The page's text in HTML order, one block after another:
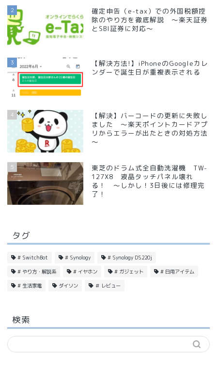
2
確定申告（e-tax）での外国税額控
除のやり方を徹底解説 ～楽天証券
とSBI証券に対応～
3
【解決方法!】iPhoneのGoogleカレ
ンダーで誕生日が重複表示される
4
【解決】バーコードの更新に失敗し
ました ～楽天ポイントカードアプ
リからエラーが出たときの対処方法
～
5
東芝のドラム式全自動洗濯機 TW-
127X8 液晶タッチパネル壊れ
る！ ～しかし！3日後には修理完
了！
タグ
# SwitchBot # Synology # Synology DS220j
# やり方・解説系 # イヤホン # ガジェット # 日用アイテム
# 生活家電 ダイソン ＃ レビュー
検索